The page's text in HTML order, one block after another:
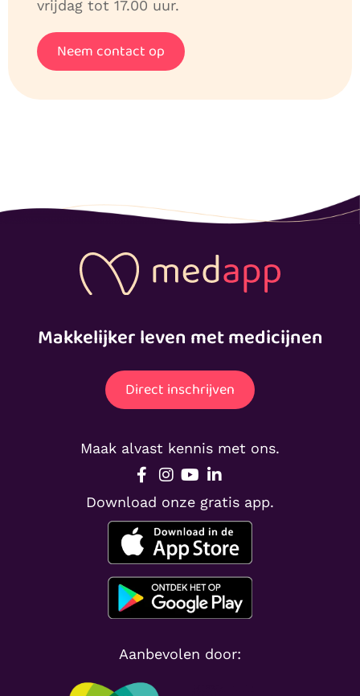
vrijdag tot 17.00 uur.
Neem contact op
Makkelijker leven met medicijnen
Direct inschrijven
Maak alvast kennis met ons.
Download onze gratis app.
Aanbevolen door: